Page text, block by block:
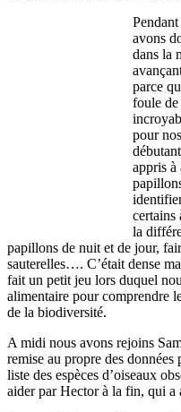
avons
dans la
parce
foule de
pour
appris à
certains
la
papillons de nuit et de jour,
sauterelles…. C’était dense
fait un petit jeu lors duquel
alimentaire pour comprendre
de la biodiversité.
A midi nous avons rejoins
remise au propre des
liste des espèces d’oiseaux
aider par Hector à la fin, qui a